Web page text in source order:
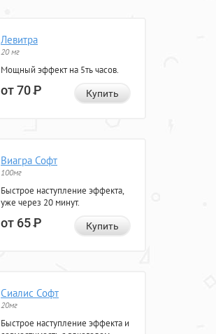
Левитра
20 мг
Мощный эффект на 5ть часов.
от 70Р Купить
Виагра Софт
100мг
Быстрое наступление эффекта,
уже через 20 минут.
от 65Р Купить
Сиалис Софт
20мг
Быстрое наступление эффекта и